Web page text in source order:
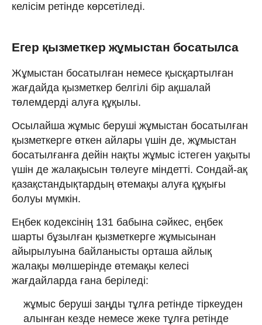
келісім ретінде көрсетіледі.
Егер қызметкер жұмыстан босатылса
Жұмыстан босатылған немесе қысқартылған
жағдайда қызметкер белгілі бір ақшалай
төлемдерді алуға құқылы.
Осылайша жұмыс беруші жұмыстан босатылған
қызметкерге өткен айлары үшін де, жұмыстан
босатылғанға дейін нақты жұмыс істеген уақыты
үшін де жалақысын төлеуге міндетті. Сондай-ақ
қазақстандықтардың өтемақы алуға құқығы
болуы мүмкін.
Еңбек кодексінің 131 бабына сәйкес, еңбек
шарты бұзылған қызметкерге жұмысынан
айырылуына байланысты орташа айлық
жалақы мөлшерінде өтемақы келесі
жағдайларда ғана беріледі:
жұмыс беруші заңды тұлға ретінде тіркеуден
алынған кезде немесе жеке тұлға ретінде